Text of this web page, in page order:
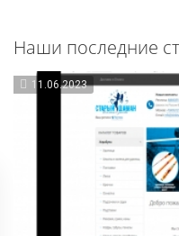
Наши последние
11.06.2023